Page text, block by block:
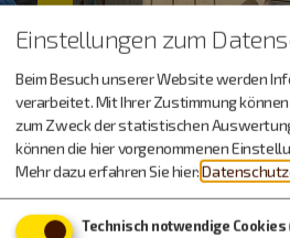
Einstellungen zum
Beim Besuch unserer Website werden
verarbeitet. Mit Ihrer Zustimmung
zum Zweck der statistischen
können die hier vorgenommenen
Mehr dazu erfahren Sie hier:
Technisch notwendige Cookies